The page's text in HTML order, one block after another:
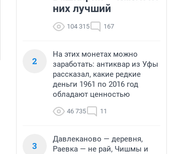
них лучший
104 315 167
2
На этих монетах можно
заработать: антиквар из Уфы
рассказал, какие редкие
деньги 1961 по 2016 год
обладают ценностью
46 735 11
3
Давлеканово — деревня,
Раевка — не рай, Чишмы и